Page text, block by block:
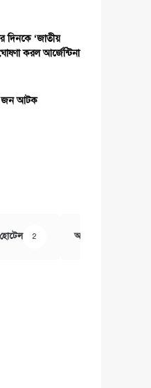
দিনকে ‘জাতীয়
করল আর্জেন্টিনা
জন আটক
2 অর্থ ও বানিজ্য